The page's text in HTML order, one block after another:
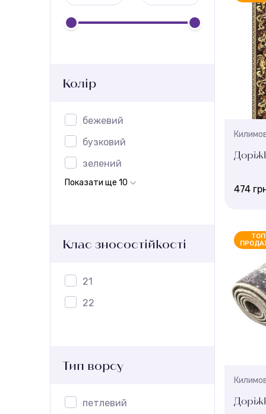
Колір
бежевий
бузковий
зелений
Показати ще 10
Клас зносостійкості
21
22
Тип ворсу
петлевий
474
Бежевий
1 , 2 ,
6,5 мм
ТОП